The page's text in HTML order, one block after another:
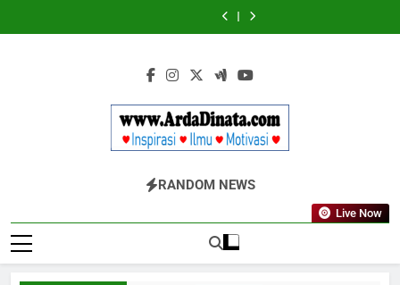
to
Komunikasi
di
EF
English
for
Adults
Diketahui
untuk
Komunikasi
EF
English
for
Adults
Inspirasi, Ilmu, Dan Motivasi
RANDOM NEWS
Live Now